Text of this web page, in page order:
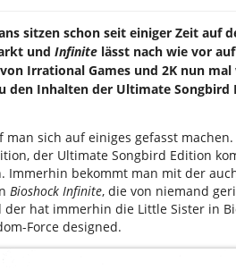
sitzen schon seit einiger Zeit auf
und Infinite lässt nach wie vor
Irrational Games und 2K nun
den Inhalten der Ultimate
man sich auf einiges gefasst
der Ultimate Songbird Edition
Immerhin bekommt man mit der
Bioshock Infinite, die von niemand
der hat immerhin die Little Sister in
Force designed.